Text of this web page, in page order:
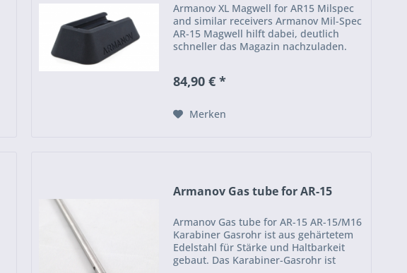
Armanov XL Magwell for AR15 Milspec
and similar receivers Armanov Mil-Spec
AR-15 Magwell hilft dabei, deutlich
schneller das Magazin nachzuladen.
gehen. Dieser große...
84,90 € *
Merken
Armanov Gas tube for AR-15
Armanov Gas tube for AR-15 AR-15/M16
Karabiner Gasrohr ist aus gehärtetem
Edelstahl für Stärke und Haltbarkeit
gebaut. Das Karabiner-Gasrohr ist